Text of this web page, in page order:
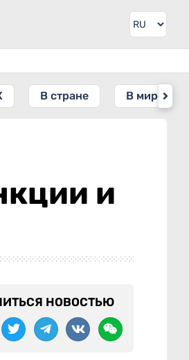
В стране В мире
и
НОВОСТЬЮ